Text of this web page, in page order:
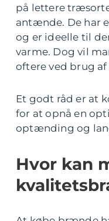
på lettere
antænde. De har
og er ideelle til
varme. Dog vil
oftere ved brug
Et godt råd er at
for at opnå en
optænding og
Hvor kan